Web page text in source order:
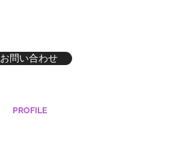
お問い合わせ
PROFILE